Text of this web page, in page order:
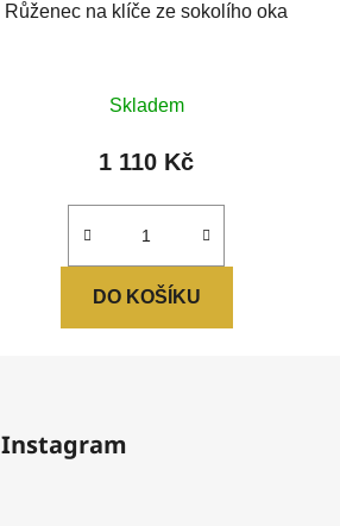
Růženec na klíče ze sokolího oka
Skladem
1 110 Kč
DO KOŠÍKU
Instagram